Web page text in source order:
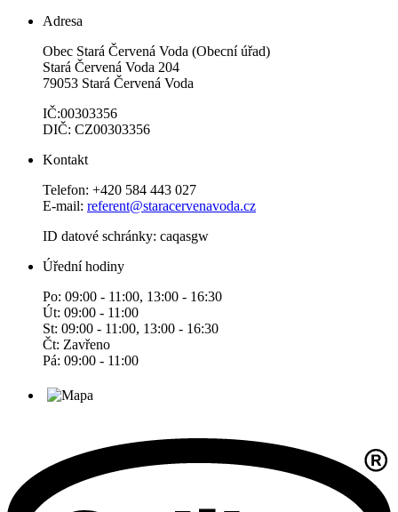
Adresa
Obec Stará Červená Voda (Obecní úřad)
Stará Červená Voda 204
79053 Stará Červená Voda
IČ:00303356
DIČ: CZ00303356
Kontakt
Telefon: +420 584 443 027
E-mail: referent@staracervenavoda.cz
ID datové schránky: caqasgw
Úřední hodiny
Po: 09:00 - 11:00, 13:00 - 16:30
Út: 09:00 - 11:00
St: 09:00 - 11:00, 13:00 - 16:30
Čt: Zavřeno
Pá: 09:00 - 11:00